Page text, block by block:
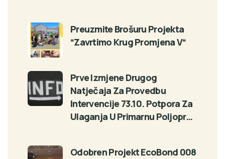
Preuzmite Brošuru Projekta
“Zavrtimo Krug Promjena V“
Prve Izmjene Drugog
Natječaja Za Provedbu
Intervencije 73.10. Potpora Za
Ulaganja U Primarnu Poljopr…
Odobren Projekt EcoBond 008